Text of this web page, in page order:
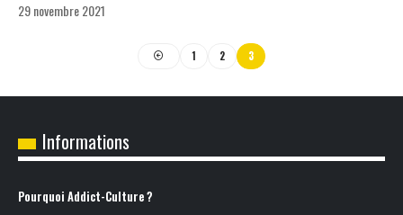
29 novembre 2021
1 2 3
Informations
Pourquoi Addict-Culture ?